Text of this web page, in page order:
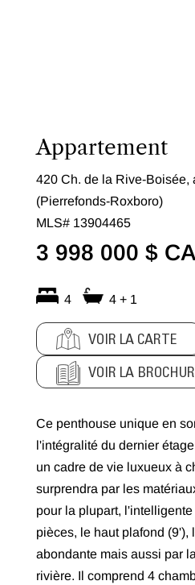
Appartement
420 Ch. de la Rive-Boisée,
(Pierrefonds-Roxboro)
MLS# 13904465
3 998 000 $
4 4 + 1
VOIR LA CARTE
VOIR LA
Ce penthouse unique en
l'intégralité du dernier
un cadre de vie luxueux à
surprendra par les
pour la plupart,
pièces, le haut plafond (9'),
abondante mais aussi par
rivière. Il comprend 4